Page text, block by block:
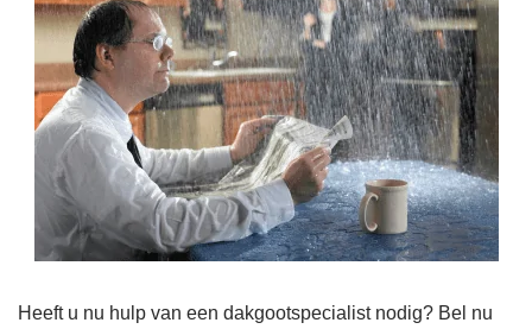
Heeft u nu hulp van een dakgootspecialist nodig? Bel nu